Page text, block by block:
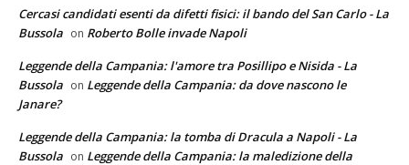
Cercasi candidati esenti da difetti fisici: il bando del San Carlo - La
Bussola on Roberto Bolle invade Napoli
Leggende della Campania: l'amore tra Posillipo e Nisida - La
Bussola on Leggende della Campania: da dove nascono le
Janare?
Leggende della Campania: la tomba di Dracula a Napoli - La
Bussola on Leggende della Campania: la maledizione della